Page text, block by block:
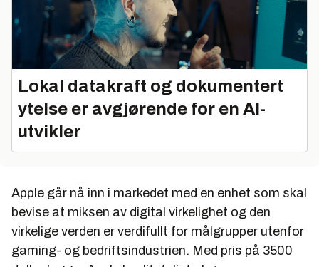
Lokal datakraft og dokumentert
ytelse er avgjørende for en AI-
utvikler
Apple går nå inn i markedet med en enhet som skal
bevise at miksen av digital virkelighet og den
virkelige verden er verdifullt for målgrupper utenfor
gaming- og bedriftsindustrien. Med pris på 3500